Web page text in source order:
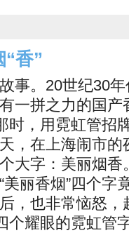
香”
事。20世纪30
一拼之力的国
时，用霓虹管招
，在上海闹市
大字：美丽烟
丽香烟”四个字
，也非常恼怒
个耀眼的霓虹管